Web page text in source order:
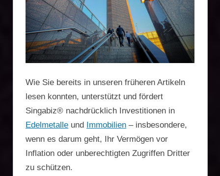
Firmengründung,
Vermögensschutz,
Zweitwohnsitz,
Reiseoptimierung
Wie Sie bereits in unseren früheren Artikeln
lesen konnten, unterstützt und fördert
Singabiz® nachdrücklich Investitionen in
Edelmetalle und Immobilien – insbesondere,
wenn es darum geht, Ihr Vermögen vor
Inflation oder unberechtigten Zugriffen Dritter
zu schützen.